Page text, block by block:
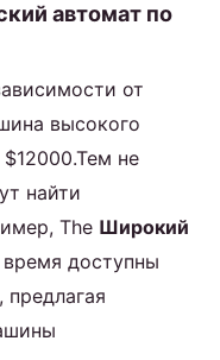
автомат по
от
высокого
не
найти
The Широкий
доступны